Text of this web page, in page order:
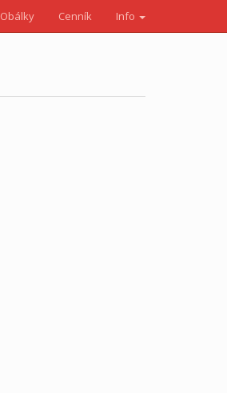
Obálky Cenník Info